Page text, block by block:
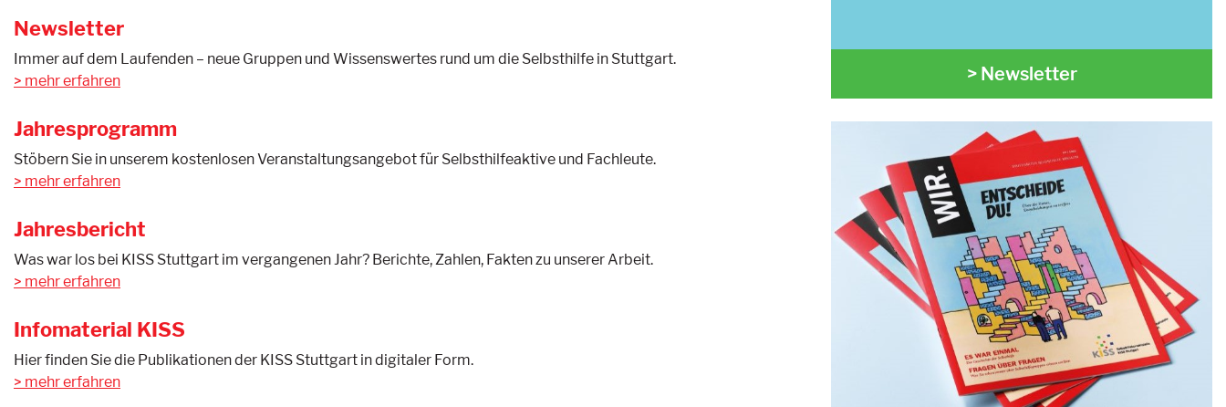
Newsletter
Immer auf dem Laufenden – neue Gruppen und Wissenswertes rund um die Selbsthilfe in Stuttgart.
mehr erfahren
Jahresprogramm
Stöbern Sie in unserem kostenlosen Veranstaltungsangebot für Selbsthilfeaktive und Fachleute.
mehr erfahren
Jahresbericht
Was war los bei KISS Stuttgart im vergangenen Jahr? Berichte, Zahlen, Fakten zu unserer Arbeit.
mehr erfahren
Infomaterial KISS
Hier finden Sie die Publikationen der KISS Stuttgart in digitaler Form.
mehr erfahren
> Newsletter